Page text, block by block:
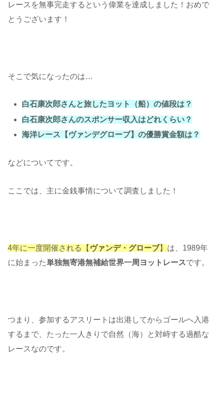
レースを無事完走するという偉業を達成しました！おめで
とうございます！
そこで気になったのは…
白石康次郎さんと旅したヨット（船）の値段は？
白石康次郎さんのスポンサー収入はどれくらい？
海洋レース【ヴァンデグローブ】の優勝賞金額は？
などについてです。
ここでは、主に金銭事情について調査しました！
4年に一度開催される【 ヴァンデ・グローブ】 は、1989年
に始まった単独無寄港無補給世界一周ヨットレースです。
つまり、参加するアスリートは出港してからゴールへ入港
するまで、たった一人きりで自然（海）と対峙する過酷な
レースなのです。